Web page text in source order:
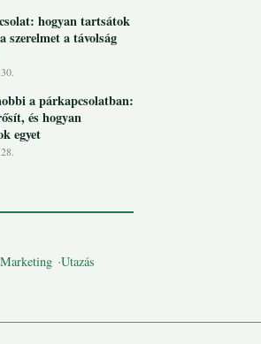
hogyan tartsátok
szerelmet a távolság
a párkapcsolatban:
és hogyan
egyet
Marketing Utazás